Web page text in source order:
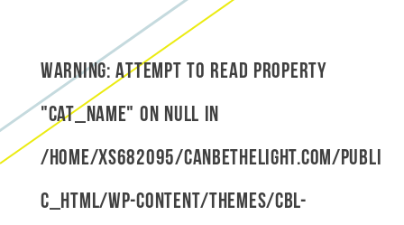
Warning: Attempt to read property
"cat_name" on null in
/home/xs682095/canbethelight.com/publi
c_html/wp-content/themes/cbl-